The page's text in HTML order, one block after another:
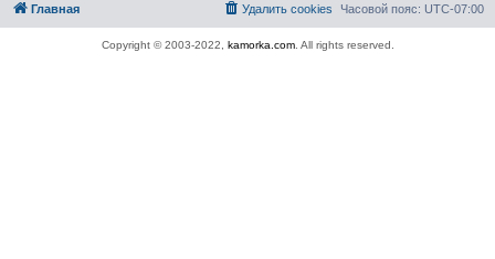
Главная Часовой пояс: UTC-07:00
Удалить cookies
Copyright © 2003-2022, kamorka.com. All rights reserved.